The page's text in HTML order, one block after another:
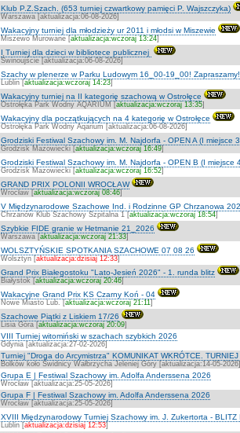
Klub P.Z.Szach. (653 turniej czwartkowy pamięci P. Wajszczyka)
Warszawa [aktualizacja:06-08-2026]
Wakacyjny turniej dla młodzieży ur 2011 i młodsi w Miszewie
Miszewo Murowane [aktualizacja:wczoraj 13:24]
I Turniej dla dzieci w bibliotece publicznej
Świnoujście [aktualizacja:06-08-2026]
Szachy w plenerze w Parku Ludowym 16_00-19_00! Zapraszamy!
Lublin [aktualizacja:wczoraj 14:23]
Wakacyjny turniej na II kategorię szachową w Ostrołęce
Ostrołęka Park Wodny AQARIUM [aktualizacja:wczoraj 13:35]
Wakacyjny dla początkujących na 4 kategorię w Ostrołęce
Ostrołęka Park Wodny Aqarium [aktualizacja:06-08-2026]
Grodziski Festiwal Szachowy im. M. Najdorfa - OPEN A (I miejsce
Grodzisk Mazowiecki [aktualizacja:wczoraj 16:49]
Grodziski Festiwal Szachowy im. M. Najdorfa - OPEN B (I miejsce
Grodzisk Mazowiecki [aktualizacja:wczoraj 16:52]
GRAND PRIX POLONII WROCŁAW
Wrocław [aktualizacja:wczoraj 08:46]
V Międzynarodowe Szachowe Ind. i Rodzinne GP Chrzanowa
Chrzanów Klub Szachowy Szpitalna 1 [aktualizacja:wczoraj 18:54]
Szybkie FIDE granie w Hetmanie 21_2026
Warszawa [aktualizacja:wczoraj 21:33]
WOLSZTYŃSKIE SPOTKANIA SZACHOWE 07 08 26
Wolsztyn [aktualizacja:dzisiaj 12:33]
Grand Prix Białegostoku "Lato-Jesień 2026" - 1. runda blitz
Białystok [aktualizacja:wczoraj 20:46]
Wakacyjne Grand Prix KS Czarny Koń - 04
Nowe Miasto Lub. [aktualizacja:wczoraj 21:11]
Szachowe Piątki z Liskiem 17/26
Lisia Góra [aktualizacja:wczoraj 20:09]
VIII Turniej witomiński w szachach szybkich 2026
Gdynia [aktualizacja:27-02-2026]
Turniej "Droga do Arcymistrza" KOMUNIKAT WKRÓTCE.
Bolków koło Świdnicy Wałbrzycha Jeleniej Góry [aktualizacja:14-05-2026]
Grupa E | Festiwal Szachowy im. Adolfa Anderssena 2026
Wrocław [aktualizacja:25-05-2026]
Grupa F | Festiwal Szachowy im. Adolfa Anderssena 2026
Wrocław [aktualizacja:25-05-2026]
XVIII Międzynarodowy Turniej Szachowy im. J. Zukertorta -
Lublin [aktualizacja:dzisiaj 12:53]